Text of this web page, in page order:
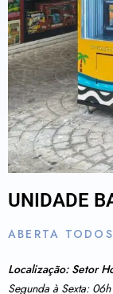
UNIDADE
ABERTA
Localização: Setor
Segunda à Sexta: